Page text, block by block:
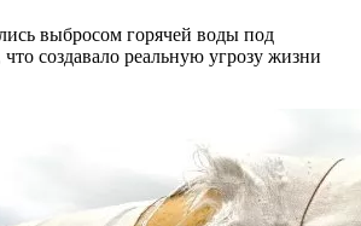
выбросом горячей воды под
создавало реальную угрозу жизни